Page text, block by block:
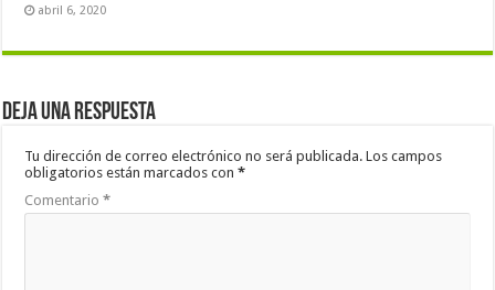
abril 6, 2020
Deja una respuesta
Tu dirección de correo electrónico no será publicada. Los campos
obligatorios están marcados con*
Comentario*